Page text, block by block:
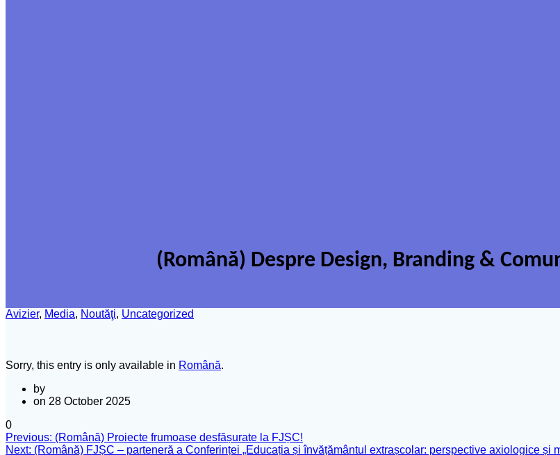
(Română) Despre Design, Branding &
Avizier, Media, Noutăţi, Uncategorized
Sorry, this entry is only available in Română.
by
on 28 October 2025
0
Post
Previous: Previous
post:
(Română) Proiecte frumoase desfășurate la FJȘC!
Next: Next
(Română) FJȘC – parteneră a Conferinței „Educația și învățământul extrașcolar: perspective axiologice și